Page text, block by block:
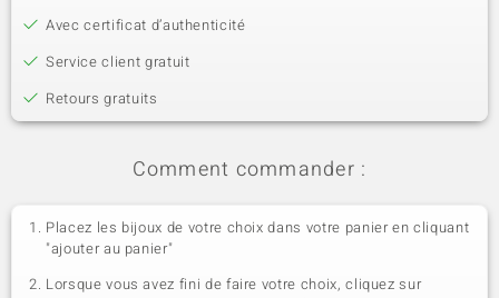
Avec certificat d’authenticité
Service client gratuit
Retours gratuits
Comment commander :
Placez les bijoux de votre choix dans votre panier en cliquant
"ajouter au panier"
Lorsque vous avez fini de faire votre choix, cliquez sur